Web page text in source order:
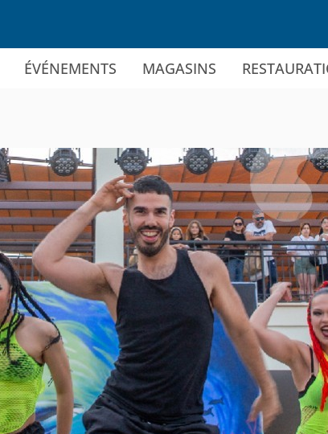
ÉVÉNEMENTS MAGASINS